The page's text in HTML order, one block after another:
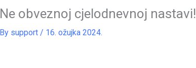
Ne obveznoj cjelodnevnoj nastavi!
By support / 16. ožujka 2024.